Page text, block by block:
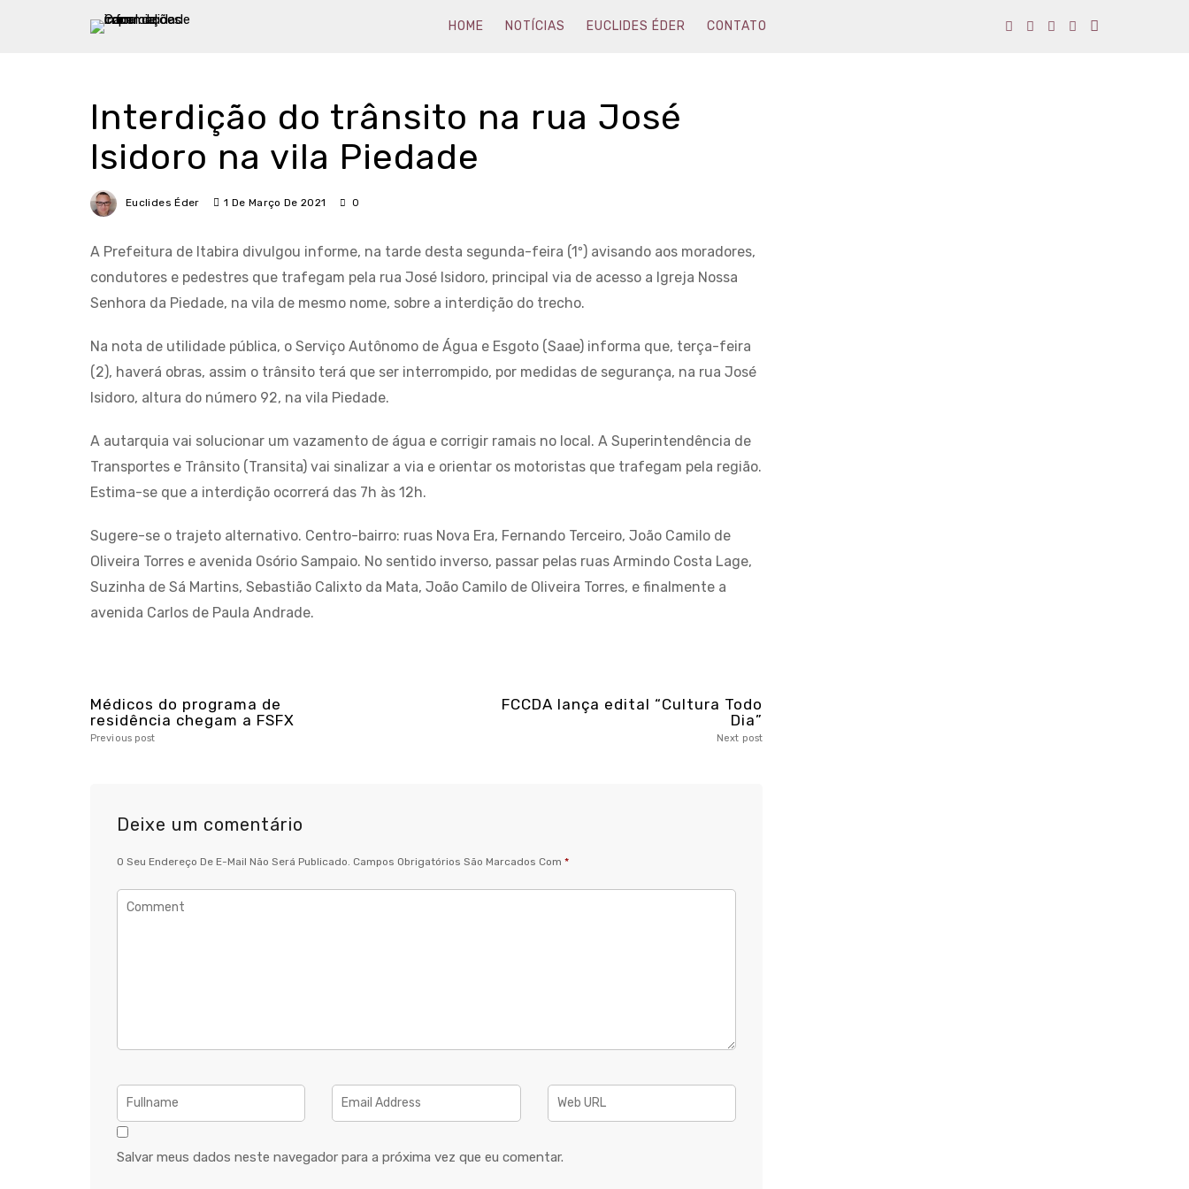
HOME NOTÍCIAS EUCLIDES ÉDER CONTATO
Interdição do trânsito na rua José
Isidoro na vila Piedade
Euclides Éder 1 De Março De 2021 0
A Prefeitura de Itabira divulgou informe, na tarde desta segunda-feira (1º) avisando aos moradores,
condutores e pedestres que trafegam pela rua José Isidoro, principal via de acesso a Igreja Nossa
Senhora da Piedade, na vila de mesmo nome, sobre a interdição do trecho.
Na nota de utilidade pública, o Serviço Autônomo de Água e Esgoto (Saae) informa que, terça-feira
(2), haverá obras, assim o trânsito terá que ser interrompido, por medidas de segurança, na rua José
Isidoro, altura do número 92, na vila Piedade.
A autarquia vai solucionar um vazamento de água e corrigir ramais no local. A Superintendência de
Transportes e Trânsito (Transita) vai sinalizar a via e orientar os motoristas que trafegam pela região.
Estima-se que a interdição ocorrerá das 7h às 12h.
Sugere-se o trajeto alternativo. Centro-bairro: ruas Nova Era, Fernando Terceiro, João Camilo de
Oliveira Torres e avenida Osório Sampaio. No sentido inverso, passar pelas ruas Armindo Costa Lage,
Suzinha de Sá Martins, Sebastião Calixto da Mata, João Camilo de Oliveira Torres, e finalmente a
avenida Carlos de Paula Andrade.
Médicos do programa de
residência chegam a FSFX
Previous post
FCCDA lança edital “Cultura Todo
Dia”
Next post
Deixe um comentário
O Seu Endereço De E-Mail Não Será Publicado. Campos Obrigatórios São Marcados Com *
Salvar meus dados neste navegador para a próxima vez que eu comentar.